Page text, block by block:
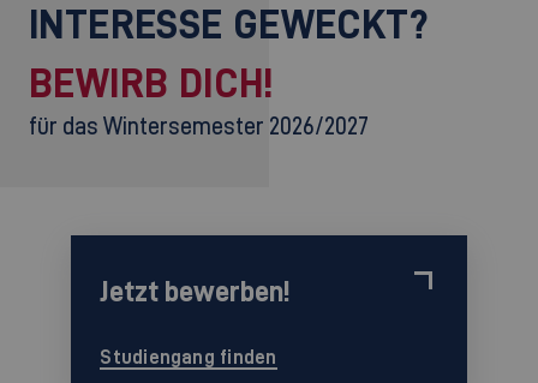
INTERESSE GEWECKT?
BEWIRB DICH!
für das Wintersemester 2026/2027
Jetzt bewerben!
Studiengang finden